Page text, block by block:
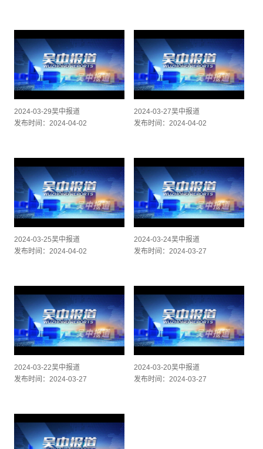
undefined settings, opens undefined settings dialog
captions and subtitles off, 选择
音轨
全屏
媒体文件不存在。
Error Code : 10008
开始对话视窗。离开会取消及关闭视窗
文字
Color
Transparency
背景
Color
Transparency
视窗
Color
Transparency
字体尺寸
字体库
重启恢复全部设定至预设值 完成
关闭弹窗
结束对话视窗
2024-03-29吴中报道
发布时间：2024-04-02
2024-03-27吴中报道
发布时间：2024-04-02
2024-03-25吴中报道
发布时间：2024-04-02
2024-03-24吴中报道
发布时间：2024-03-27
2024-03-22吴中报道
发布时间：2024-03-27
2024-03-20吴中报道
发布时间：2024-03-27